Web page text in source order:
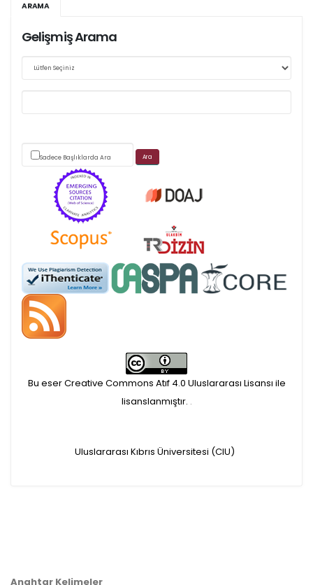
Kasım 2026/IV - 128
Web sitemizde yapılan güncellemeler nedeniyle
üzerinden yürütülmektedir.
Scimago's grade
APC ödemesi
Öndenetimden geçen
makaleler için, 100 Avro
Makale İşletim Ücreti (APC)
makaleler için yazarlara
ARAMA
Gelişmiş Arama
Sadece Başlıklarda Ara
Bu eser Creative Commons Atıf 4.0 Uluslararası Lisansı ile
lisanslanmıştır. .
Uluslararası Kıbrıs Üniversitesi (CIU)
Anahtar Kelimeler